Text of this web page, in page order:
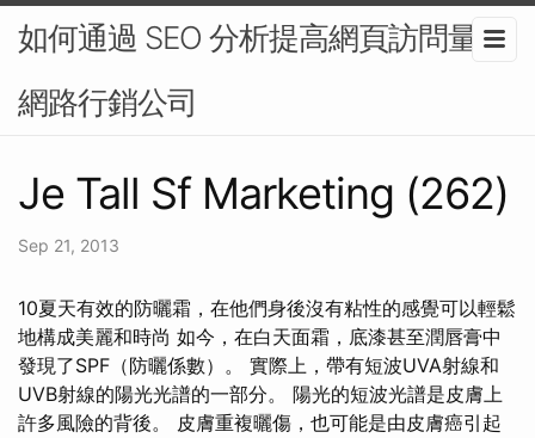
如何通過 SEO 分析提高網頁訪問量-
網路行銷公司
Je Tall Sf Marketing (262)
Sep 21, 2013
10夏天有效的防曬霜，在他們身後沒有粘性的感覺可以輕鬆
地構成美麗和時尚 如今，在白天面霜，底漆甚至潤唇膏中
發現了SPF（防曬係數）。 實際上，帶有短波UVA射線和
UVB射線的陽光光譜的一部分。 陽光的短波光譜是皮膚上
許多風險的背後。 皮膚重複曬傷，也可能是由皮膚癌引起